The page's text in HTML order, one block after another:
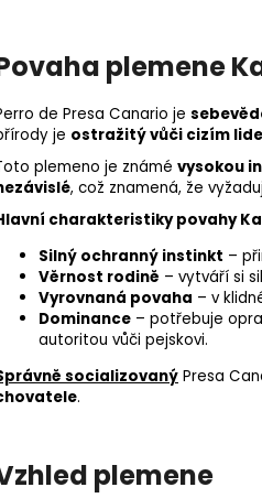
plemene
de Presa Canario je
je ostražitý vůči cizím
plemeno je známé vysokou
, což znamená, že
charakteristiky povahy
Silný ochranný instinkt –
Věrnost rodině – vytváří si
Vyrovnaná povaha – v
Dominance – potřebuje
autoritou vůči pejskovi.
socializovaný Presa
.
plemene